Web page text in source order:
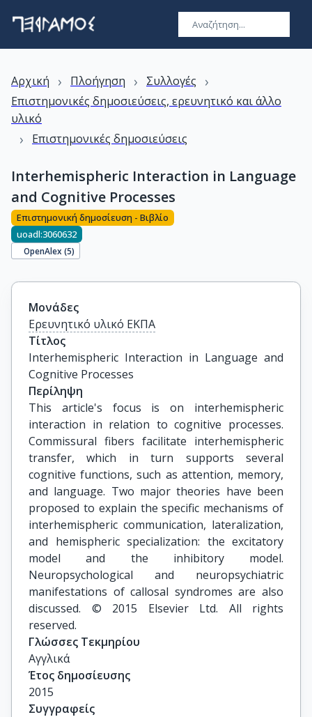
Αρχική › Πλοήγηση › Συλλογές ›
Επιστημονικές δημοσιεύσεις, ερευνητικό και άλλο
υλικό
› Επιστημονικές δημοσιεύσεις
Interhemispheric Interaction in Language
and Cognitive Processes
Επιστημονική δημοσίευση - Βιβλίο
uoadl:3060632
OpenAlex (5)
Μονάδες
Ερευνητικό υλικό ΕΚΠΑ
Τίτλος
Interhemispheric Interaction in Language and
Cognitive Processes
Περίληψη
This article's focus is on interhemispheric
interaction in relation to cognitive processes.
Commissural fibers facilitate interhemispheric
transfer, which in turn supports several
cognitive functions, such as attention, memory,
and language. Two major theories have been
proposed to explain the specific mechanisms of
interhemispheric communication, lateralization,
and hemispheric specialization: the excitatory
model and the inhibitory model.
Neuropsychological and neuropsychiatric
manifestations of callosal syndromes are also
discussed. © 2015 Elsevier Ltd. All rights
reserved.
Γλώσσες Τεκμηρίου
Αγγλικά
Έτος δημοσίευσης
2015
Συγγραφείς